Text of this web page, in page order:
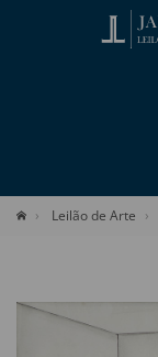
Leilão de Arte